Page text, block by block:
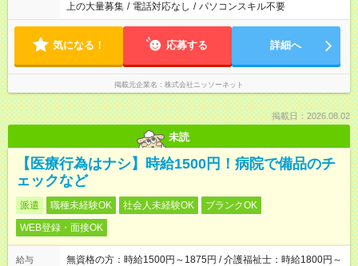
上の大量募集 / 電話対応なし / パソコンスキル不要
気になる！ 応募する 詳細へ
掲載元企業名 株式会社ニッソーネット
掲載日：2026.08.02
未読
【医療行為はナシ】時給1500円！病院で備品のチ
ェックなど
派遣 職種未経験OK 社会人未経験OK
ブランクOK
WEB登録・面接OK
給与
無資格の方：時給1500円～1875円 / 介護福祉士：時給1800円～